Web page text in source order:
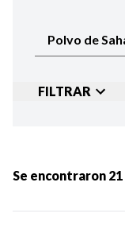
FILTRAR
Se encontraron 21